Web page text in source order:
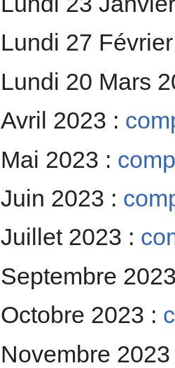
Lundi 27
Lundi 20 Mars
Avril 2023 :
Mai 2023 :
Juin 2023 :
Juillet 2023 :
Septembre
Octobre 2023 :
Novembre